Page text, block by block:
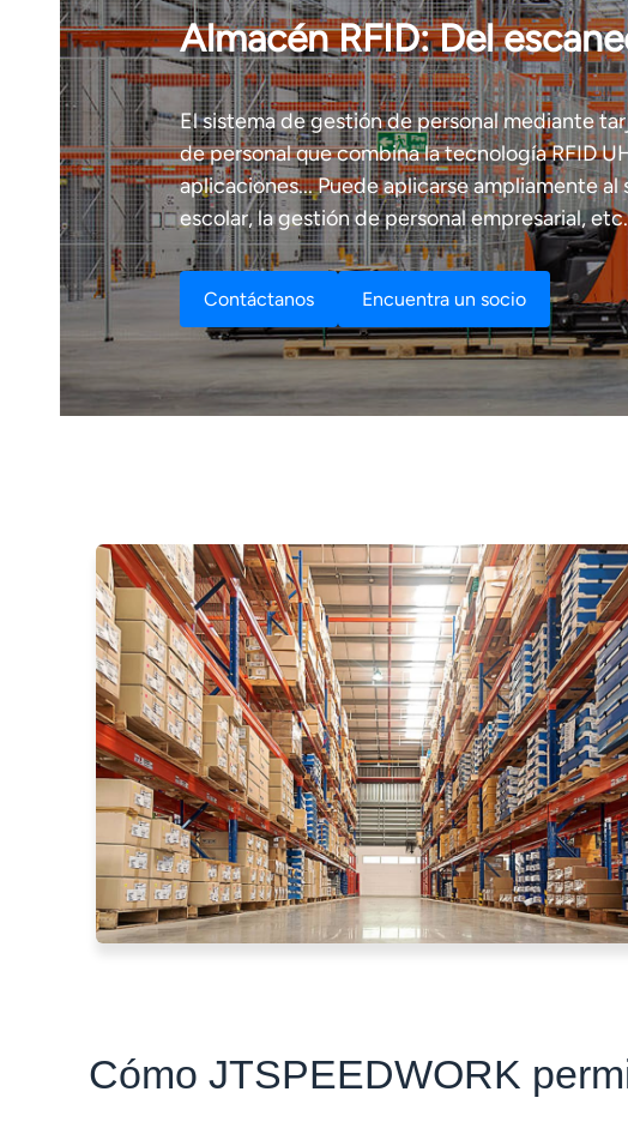
عربي
日语
한국어
Türk
Ελληνικά
Melayu
Polski
แบบไทย
norsk
magyar
Almacén RFID: Del
El sistema de gestión de personal mediante
de personal que combina la tecnología RFID
aplicaciones... Puede aplicarse ampliamente
escolar, la gestión de personal empresarial, etc.
Contáctanos Encuentra un socio
Cómo JTSPEEDWORK